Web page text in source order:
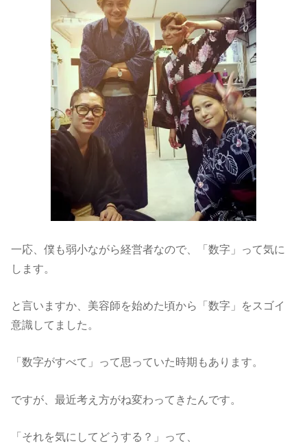
一応、僕も弱小ながら経営者なので、「数字」って気に
します。
と言いますか、美容師を始めた頃から「数字」をスゴイ
意識してました。
「数字がすべて」って思っていた時期もあります。
ですが、最近考え方がね変わってきたんです。
「それを気にしてどうする？」って、